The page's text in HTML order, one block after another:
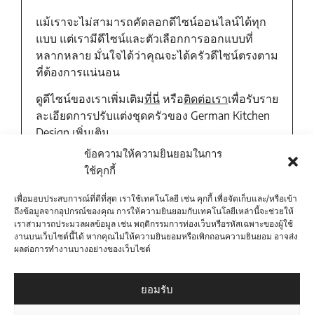
ข้อความให้ความยินยอมในการ
ใช้คุกกี้
เพื่อมอบประสบการณ์ที่ดีที่สุด เราใช้เทคโนโลยี เช่น คุกกี้ เพื่อจัดเก็บและ/หรือเข้า
ถึงข้อมูลจากอุปกรณ์ของคุณ การให้ความยินยอมกับเทคโนโลยีเหล่านี้จะช่วยให้
เราสามารถประมวลผลข้อมูล เช่น พฤติกรรมการท่องเว็บหรือรหัสเฉพาะของผู้ใช้
งานบนเว็บไซต์นี้ได้ หากคุณไม่ให้ความยินยอมหรือเพิกถอนความยินยอม อาจส่ง
ผลต่อการทำงานบางอย่างของเว็บไซต์
ยอมรับ
แม้เราจะไม่สามารถคัดลอกดีไซน์ออนไลน์ได้ทุก
แบบ แต่เรามีดีไซน์และตัวเลือกการออกแบบที่
หลากหลาย มั่นใจได้ว่าคุณจะได้ครัวดีไซน์ตรงตาม
ที่ต้องการแน่นอน
ดูดีไซน์ของเราเพิ่มเติมที่นี่ หรือติดต่อเราเพื่อรับราย
ละเอียดการปรับแต่งชุดครัวของ German Kitchen
Design เพิ่มเติม
สามารถออกแบบดีไซน์พิเศษได้หรือไม่?
คุณมีครัวสไตล์ไหนบ้าง?
สามารถขอแค็ตตาล็อกครัวได้ไหม?